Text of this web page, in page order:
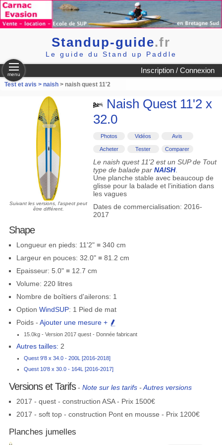
Standup-guide.fr
Le guide du Stand up Paddle
Inscription / Connexion
menu
Test et avis > naish> naish quest 11'2
Suivant les versions, l'aspect peut
être différent.
Naish Quest 11'2 x
32.0
Photos Vidéos Avis
Acheter Tester Comparer
Le naish quest 11'2 est un SUP de Tout
type de balade par NAISH.
Une planche stable avec beaucoup de
glisse pour la balade et l'initiation dans
les vagues
Dates de commercialisation: 2016-
2017
Shape
Longueur en pieds: 11'2" ≡ 340 cm
Largeur en pouces: 32.0" ≡ 81.2 cm
Epaisseur: 5.0" ≡ 12.7 cm
Volume: 220 litres
Nombre de boîtiers d'ailerons: 1
Option WindSUP: 1 Pied de mat
Poids - Ajouter une mesure +
15.0kg - Version 2017 quest - Donnée fabricant
Autres tailles: 2
Quest 9'8 x 34.0 - 200L [2016-2018]
Quest 10'8 x 30.0 - 164L [2016-2017]
Versions et Tarifs- Note sur les tarifs-Autres versions
2017 - quest - construction ASA - Prix 1500€
2017 - soft top - construction Pont en mousse - Prix 1200€
Planches jumelles